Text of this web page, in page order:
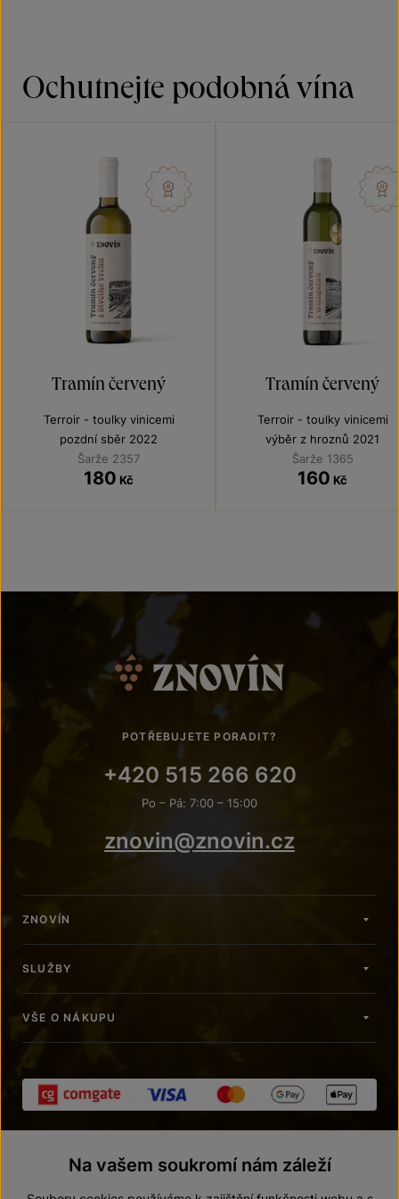
Ochutnejte podobná vína
Tramín červený
Terroir - toulky vinicemi
pozdní sběr 2022
Šarže 2357
180 Kč
Tramín červený
Terroir - toulky vinicemi
výběr z hroznů 2021
Šarže 1365
160 Kč
POTŘEBUJETE PORADIT?
+420 515 266 620
Po – Pá: 7:00 – 15:00
znovin@znovin.cz
ZNOVÍN
SLUŽBY
VŠE O NÁKUPU
Na vašem soukromí nám záleží